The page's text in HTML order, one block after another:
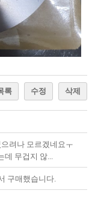
록 수정 삭제
려나 모르겠네요ㅜ
데 무겁지 않...
구매했습니다.